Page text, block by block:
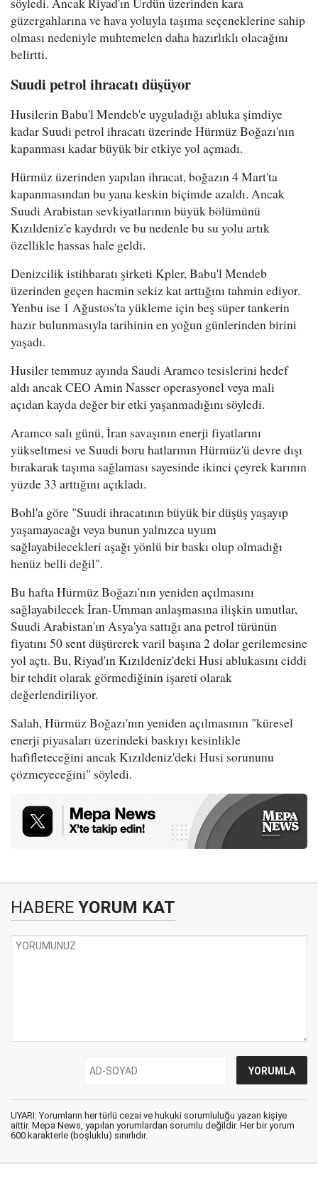
güzergahlarına ve hava yoluyla taşıma seçeneklerine sahip
olması nedeniyle muhtemelen daha hazırlıklı olacağını
belirtti.
Suudi petrol ihracatı düşüyor
Husilerin Babu'l Mendeb'e uyguladığı abluka şimdiye
kadar Suudi petrol ihracatı üzerinde Hürmüz Boğazı'nın
kapanması kadar büyük bir etkiye yol açmadı.
Hürmüz üzerinden yapılan ihracat, boğazın 4 Mart'ta
kapanmasından bu yana keskin biçimde azaldı. Ancak
Suudi Arabistan sevkiyatlarının büyük bölümünü
Kızıldeniz'e kaydırdı ve bu nedenle bu su yolu artık
özellikle hassas hale geldi.
Denizcilik istihbaratı şirketi Kpler, Babu'l Mendeb
üzerinden geçen hacmin sekiz kat arttığını tahmin ediyor.
Yenbu ise 1 Ağustos'ta yükleme için beş süper tankerin
hazır bulunmasıyla tarihinin en yoğun günlerinden birini
yaşadı.
Husiler temmuz ayında Saudi Aramco tesislerini hedef
aldı ancak CEO Amin Nasser operasyonel veya mali
açıdan kayda değer bir etki yaşanmadığını söyledi.
Aramco salı günü, İran savaşının enerji fiyatlarını
yükseltmesi ve Suudi boru hatlarının Hürmüz'ü devre dışı
bırakarak taşıma sağlaması sayesinde ikinci çeyrek karının
yüzde 33 arttığını açıkladı.
Bohl'a göre "Suudi ihracatının büyük bir düşüş yaşayıp
yaşamayacağı veya bunun yalnızca uyum
sağlayabilecekleri aşağı yönlü bir baskı olup olmadığı
henüz belli değil".
Bu hafta Hürmüz Boğazı'nın yeniden açılmasını
sağlayabilecek İran-Umman anlaşmasına ilişkin umutlar,
Suudi Arabistan'ın Asya'ya sattığı ana petrol türünün
fiyatını 50 sent düşürerek varil başına 2 dolar gerilemesine
yol açtı. Bu, Riyad'ın Kızıldeniz'deki Husi ablukasını ciddi
bir tehdit olarak görmediğinin işareti olarak
değerlendiriliyor.
Salah, Hürmüz Boğazı'nın yeniden açılmasının "küresel
enerji piyasaları üzerindeki baskıyı kesinlikle
hafifleteceğini ancak Kızıldeniz'deki Husi sorununu
çözmeyeceğini" söyledi.
HABERE YORUM KAT
UYARI: Yorumların her türlü cezai ve hukuki sorumluluğu yazan kişiye
aittir. Mepa News, yapılan yorumlardan sorumlu değildir. Her bir yorum
600 karakterle (boşluklu) sınırlıdır.